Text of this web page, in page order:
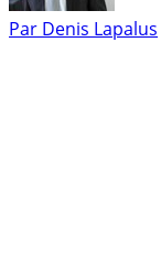
Par Denis Lapalus